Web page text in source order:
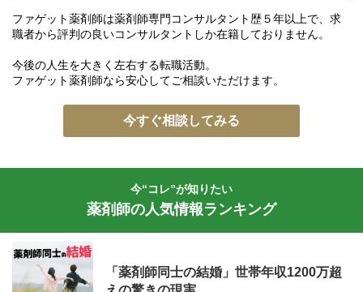
ファゲット薬剤師は薬剤師専門コンサルタント歴５年以上で、求
職者から評判の良いコンサルタントしか在籍しておりません。
今後の人生を大きく左右する転職活動。
ファゲット薬剤師なら安心してご相談いただけます。
今すぐ相談してみる
今“コレ”が知りたい
薬剤師の人気情報ランキング
「薬剤師同士の結婚」世帯年収1200万超